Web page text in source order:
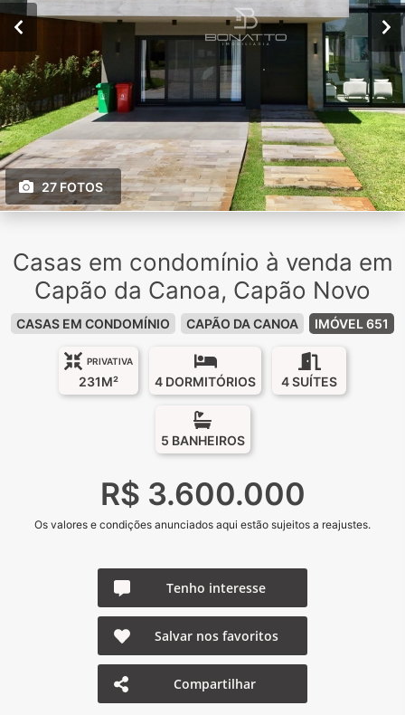
27 FOTOS
Casas em condomínio à venda em
Capão da Canoa, Capão Novo
CASAS EM CONDOMÍNIO CAPÃO DA CANOA IMÓVEL 651
PRIVATIVA
231M² 4 DORMITÓRIOS 4 SUÍTES
5 BANHEIROS
R$ 3.600.000
Os valores e condições anunciados aqui estão sujeitos a reajustes.
Tenho interesse
Salvar nos favoritos
Compartilhar